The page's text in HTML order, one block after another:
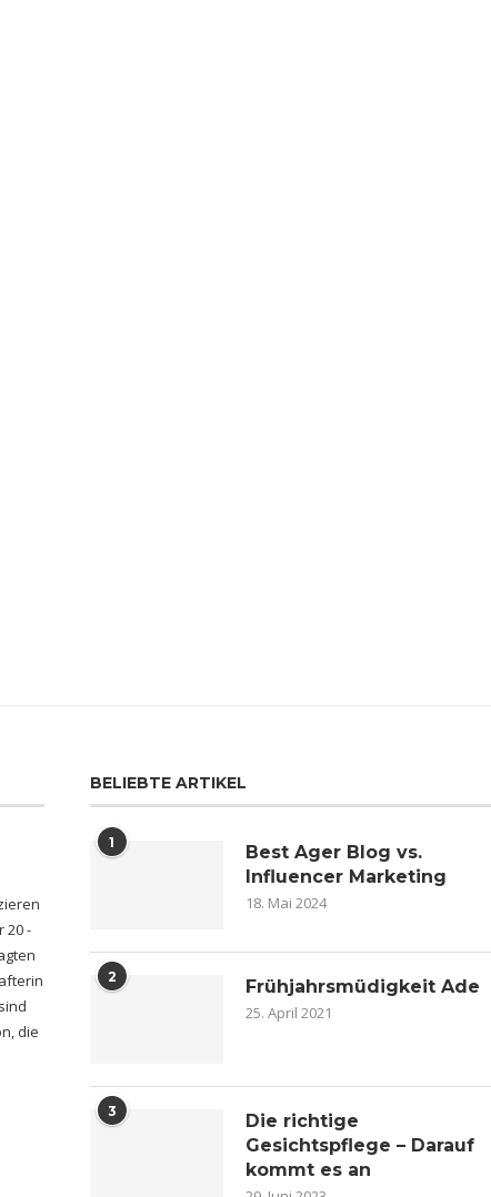
20 -
die
BELIEBTE ARTIKEL
1
Best Ager Blog vs.
Influencer Marketing
18. Mai 2024
2 Frühjahrsmüdigkeit Ade
25. April 2021
3
Die richtige
Gesichtspflege – Darauf
kommt es an